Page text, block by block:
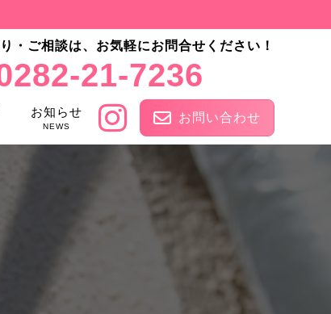
・ご相談は、お気軽にお問合せください！
21-7236
お知らせ
NEWS
お問い合わせ